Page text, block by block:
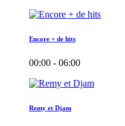
Encore + de hits
00:00 - 06:00
Remy et Djam